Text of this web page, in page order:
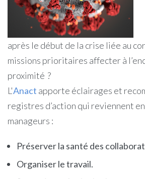
après le début de la crise liée au
missions prioritaires affecter à
proximité ?
L'Anact apporte éclairages et
registres d’action qui reviennent
manageurs :
Préserver la santé des
Organiser le travail.